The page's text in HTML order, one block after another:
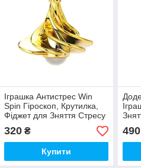
Іграшка Антистрес Win
Spin Гіроскоп, Крутилка,
Фіджет для Зняття Стресу
Золото (00786)
320₴
Купити
490